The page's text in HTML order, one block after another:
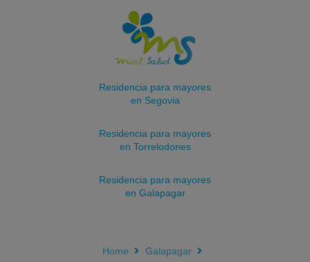
Residencia para mayores
en Segovia
Residencia para mayores
en Torrelodones
Residencia para mayores
en Galapagar
Home
Galapagar